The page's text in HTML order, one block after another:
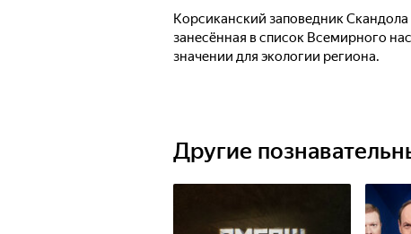
Корсиканский заповедник
занесённая в список Всемирного
значении для экологии региона.
Другие